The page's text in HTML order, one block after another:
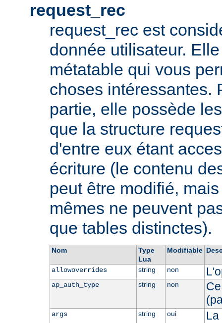
request_rec
request_rec est
donnée utilisateur.
métatable qui vous
choses intéressantes.
partie, elle possède
que la structure
d'entre eux étant
écriture (le contenu
peut être modifié,
mêmes ne peuvent
que tables distinctes).
Nom
Type
Lua
Modifiable
allowoverrides string non
ap_auth_type string non
args string oui
La